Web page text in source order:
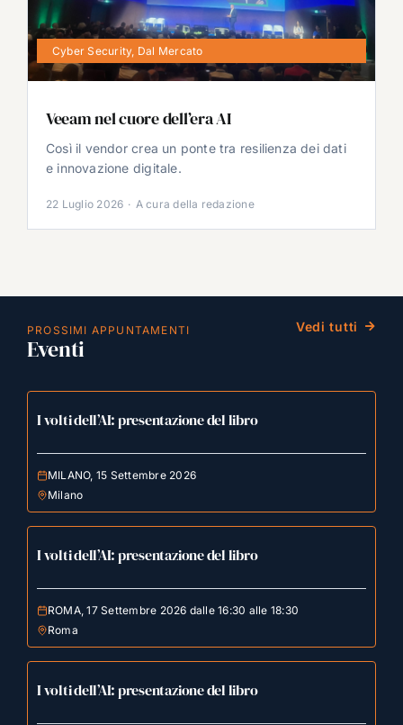
Cyber Security, Dal Mercato
Veeam nel cuore dell’era AI
Così il vendor crea un ponte tra resilienza dei dati
e innovazione digitale.
22 Luglio 2026 · A cura della redazione
PROSSIMI APPUNTAMENTI
Eventi
Vedi tutti
I volti dell’AI: presentazione del libro
MILANO, 15 Settembre 2026
Milano
I volti dell’AI: presentazione del libro
ROMA, 17 Settembre 2026 dalle 16:30 alle 18:30
Roma
I volti dell’AI: presentazione del libro